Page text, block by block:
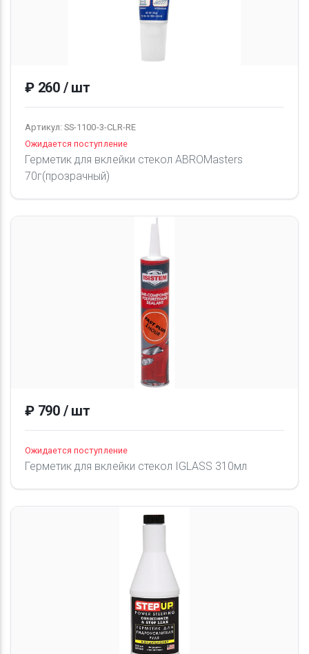
₽ 260 / шт
Артикул: SS-1100-3-CLR-RE
Ожидается поступление
Герметик для вклейки стекол ABROMasters
70г(прозрачный)
₽ 790 / шт
Ожидается поступление
Герметик для вклейки стекол IGLASS 310мл